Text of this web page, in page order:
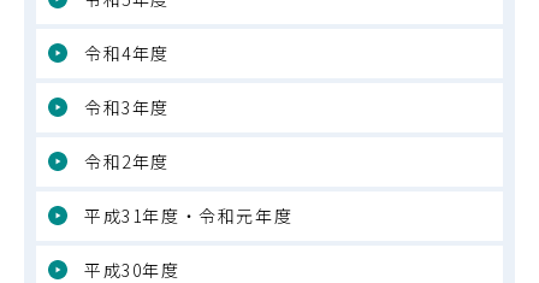
令和4年度
令和3年度
令和2年度
平成31年度・令和元年度
平成30年度